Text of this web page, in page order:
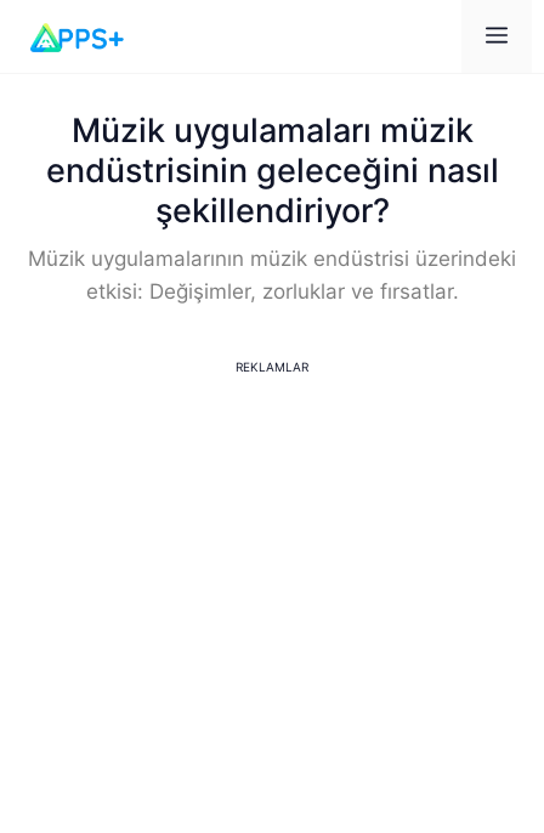
Müzik uygulamaları müzik
endüstrisinin geleceğini nasıl
şekillendiriyor?
Müzik uygulamalarının müzik endüstrisi üzerindeki
etkisi: Değişimler, zorluklar ve fırsatlar.
REKLAMLAR